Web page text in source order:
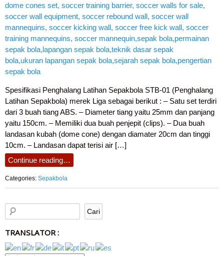
Spesifikasi Penghalang Latihan Sepakbola STB-01 (Penghalang
Latihan Sepakbola) merek Liga sebagai berikut : – Satu set terdiri
dari 3 buah tiang ABS. – Diameter tiang yaitu 25mm dan panjang
yaitu 150cm. – Memiliki dua buah penjepit (clips). – Dua buah
landasan kubah (dome cone) dengan diamater 20cm dan tinggi
10cm. – Landasan dapat terisi air […]
Continue reading…
Categories: Sepakbola
TRANSLATOR :